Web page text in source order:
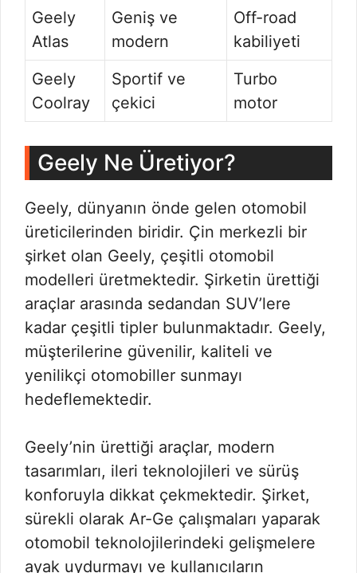
Geely
Atlas
Geniş ve
modern
Off-road
kabiliyeti
Geely
Coolray
Sportif ve
çekici
Turbo
motor
Geely Ne Üretiyor?
Geely, dünyanın önde gelen otomobil
üreticilerinden biridir. Çin merkezli bir
şirket olan Geely, çeşitli otomobil
modelleri üretmektedir. Şirketin ürettiği
araçlar arasında sedandan SUV’lere
kadar çeşitli tipler bulunmaktadır. Geely,
müşterilerine güvenilir, kaliteli ve
yenilikçi otomobiller sunmayı
hedeflemektedir.
Geely’nin ürettiği araçlar, modern
tasarımları, ileri teknolojileri ve sürüş
konforuyla dikkat çekmektedir. Şirket,
sürekli olarak Ar-Ge çalışmaları yaparak
otomobil teknolojilerindeki gelişmelere
ayak uydurmayı ve kullanıcıların